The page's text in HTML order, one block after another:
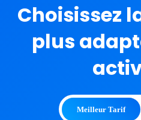
Choisissez
plus
Meilleur Tarif